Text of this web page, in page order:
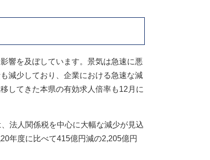
響を及ぼしています。景気は急速に悪
減少しており、企業における急速な減
してきた本県の有効求人倍率も12月に
法人関係税を中心に大幅な減少が見込
年度に比べて415億円減の2,205億円